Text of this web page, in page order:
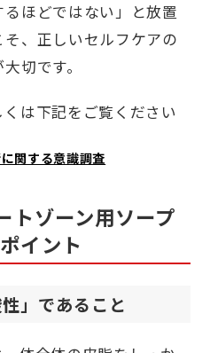
るほどではない」と放置
、正しいセルフケアの
切です。
は下記をご覧ください
関する意識調査
トゾーン用ソープ
イント
」であること